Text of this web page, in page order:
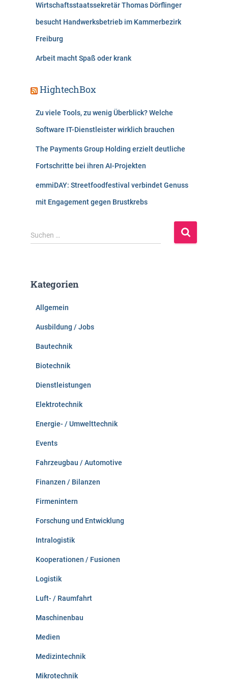
Wirtschaftsstaatssekretär Thomas Dörflinger
besucht Handwerksbetrieb im Kammerbezirk
Freiburg
Arbeit macht Spaß oder krank
HightechBox
Zu viele Tools, zu wenig Überblick? Welche
Software IT-Dienstleister wirklich brauchen
The Payments Group Holding erzielt deutliche
Fortschritte bei ihren AI-Projekten
emmiDAY: Streetfoodfestival verbindet Genuss
mit Engagement gegen Brustkrebs
S
u
n
Suchen …
Kategorien
Allgemein
Ausbildung / Jobs
Bautechnik
Biotechnik
Dienstleistungen
Elektrotechnik
Energie- / Umwelttechnik
Events
Fahrzeugbau / Automotive
Finanzen / Bilanzen
Firmenintern
Forschung und Entwicklung
Intralogistik
Kooperationen / Fusionen
Logistik
Luft- / Raumfahrt
Maschinenbau
Medien
Medizintechnik
Mikrotechnik